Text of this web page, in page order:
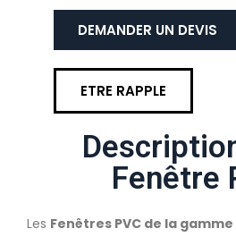
DEMANDER UN DEVIS
ETRE RAPPLE
Fenêtre
Les Fenêtres PVC de la gamme